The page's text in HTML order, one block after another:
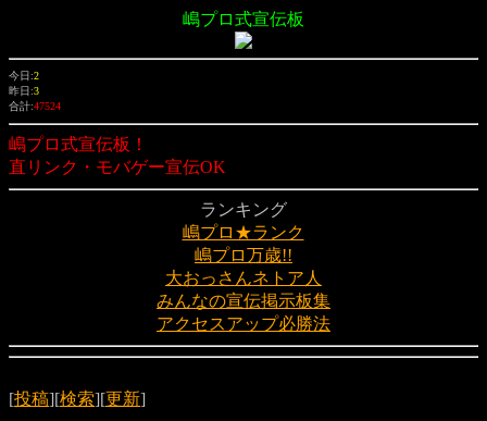
嶋プロ式宣伝板
今日:2
昨日:3
合計:47524
嶋プロ式宣伝板！
直リンク・モバゲー宣伝OK
ランキング
嶋プロ★ランク
嶋プロ万歳!!
大おっさんネトア人
みんなの宣伝掲示板集
アクセスアップ必勝法
[投稿][検索][更新]